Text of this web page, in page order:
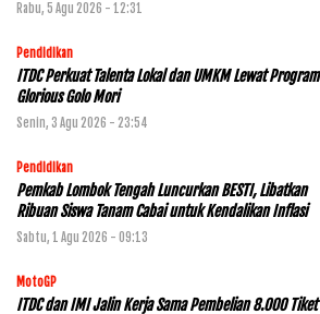
Rabu, 5 Agu 2026 - 12:31
Pendidikan
ITDC Perkuat Talenta Lokal dan UMKM Lewat Program
Glorious Golo Mori
Senin, 3 Agu 2026 - 23:54
Pendidikan
Pemkab Lombok Tengah Luncurkan BESTI, Libatkan
Ribuan Siswa Tanam Cabai untuk Kendalikan Inflasi
Sabtu, 1 Agu 2026 - 09:13
MotoGP
ITDC dan IMI Jalin Kerja Sama Pembelian 8.000 Tiket